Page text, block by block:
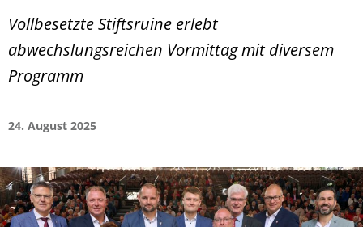
Vollbesetzte Stiftsruine erlebt
abwechslungsreichen Vormittag mit diversem
Programm
24. August 2025